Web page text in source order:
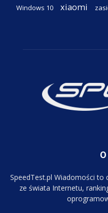
Windows 10 xiaomi
SpeedTest.pl Wiadomości to
ze świata Internetu,